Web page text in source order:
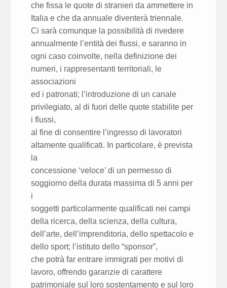
che fissa le quote di stranieri da ammettere in
Italia e che da annuale diventerà triennale.
Ci sarà comunque la possibilità di rivedere
annualmente l’entità dei flussi, e saranno in
ogni caso coinvolte, nella definizione dei
numeri, i rappresentanti territoriali, le
associazioni
ed i patronati; l’introduzione di un canale
privilegiato, al di fuori delle quote stabilite per
i flussi,
al fine di consentire l’ingresso di lavoratori
altamente qualificati. In particolare, è prevista
la
concessione ‘veloce’ di un permesso di
soggiorno della durata massima di 5 anni per
i
soggetti particolarmente qualificati nei campi
della ricerca, della scienza, della cultura,
dell’arte, dell’imprenditoria, dello spettacolo e
dello sport; l’istituto dello “sponsor”,
che potrà far entrare immigrati per motivi di
lavoro, offrendo garanzie di carattere
patrimoniale sul loro sostentamento e sul loro